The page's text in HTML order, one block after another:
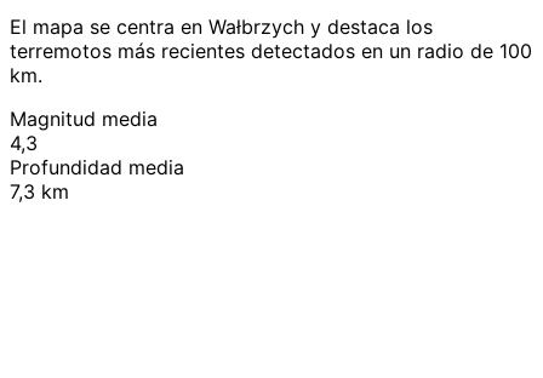
El mapa se centra en Wałbrzych y destaca los
terremotos más recientes detectados en un radio de 100
km.
Magnitud media
4,3
Profundidad media
7,3 km